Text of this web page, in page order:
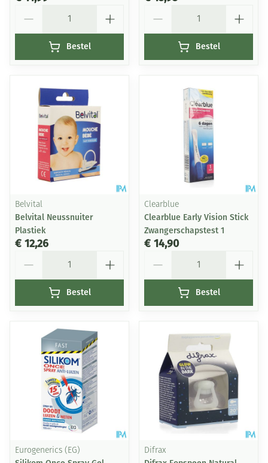
Bestel Bestel
Belvital
Belvital Neussnuiter
Plastiek
€ 12,26
Bestel
Clearblue
Clearblue Early Vision Stick
Zwangerschapstest 1
€ 14,90
Bestel
Eurogenerics (EG) Difrax